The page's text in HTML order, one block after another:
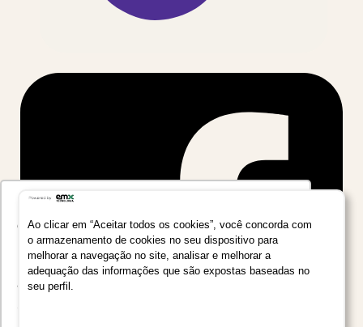
Utilizamos seus dados para oferecer uma
experiência mais relevante ao analisar e
personalizar conteúdos e anúncios em nossa
plataforma e em serviços de terceiros. Consulte
a Política de Privacidade de Dados do Grupo
Ao clicar em “Aceitar todos os cookies”, você concorda com
o armazenamento de cookies no seu dispositivo para
melhorar a navegação no site, analisar e melhorar a
adequação das informações que são expostas baseadas no
seu perfil.